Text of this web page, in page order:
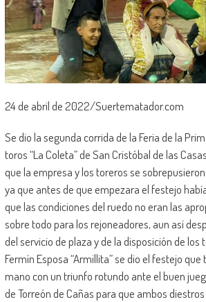
24 de abril de 2022/Suertematador.com
Se dio la segunda corrida de la Feria de la
toros “La Coleta” de San Cristóbal de las
que la empresa y los toreros se
ya que antes de que empezara el festejo
que las condiciones del ruedo no eran las
sobre todo para los rejoneadores, aun así
del servicio de plaza y de la disposición de los
Fermín Esposa “Armillita” se dio el festejo
mano con un triunfo rotundo ante el buen
de Torreón de Cañas para que ambos